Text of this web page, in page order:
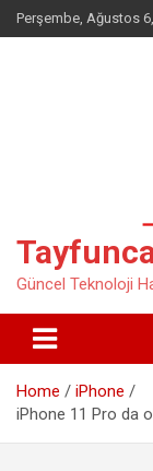
Skip
to
Perşembe, Ağustos
Güncel Teknoloji
Home
iPhone
iPhone 11 Pro da